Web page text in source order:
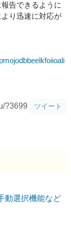
告できるように
り迅速に対応が
?3699 ツイート
動選択機能など